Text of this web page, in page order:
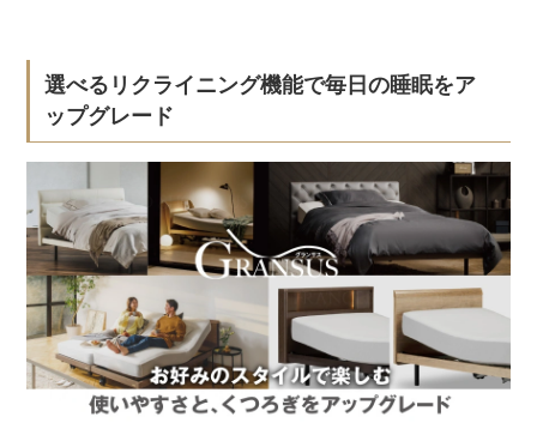
選べるリクライニング機能で毎日の睡眠をア
ップグレード